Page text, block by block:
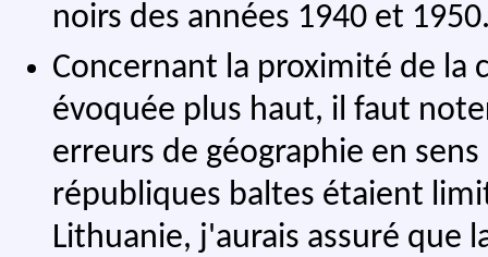
noirs des années 1940 et
Concernant la proximité de la
évoquée plus haut, il faut
erreurs de géographie en
républiques baltes étaient
Lithuanie, j'aurais assuré que